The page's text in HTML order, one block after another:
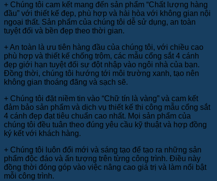
+ Chúng tôi cam kết mang đến sản phẩm “Chất lượng hàng
đầu” với thiết kế đẹp, phù hợp và hài hòa với không gian nội
ngoại thất. Sản phẩm của chúng tôi dễ sử dụng, an toàn
tuyệt đối và bền đẹp theo thời gian.
+ An toàn là ưu tiên hàng đầu của chúng tôi, với chiều cao
phù hợp và thiết kế chống trộm, các mẫu cổng sắt 4 cánh
đẹp giới hạn tuyệt đối sự đột nhập vào ngôi nhà của bạn.
Đồng thời, chúng tôi hướng tới môi trường xanh, tạo nên
không gian thoáng đãng và sạch sẽ.
+ Chúng tôi đặt niềm tin vào “Chữ tín là vàng” và cam kết
đảm bảo sản phẩm và dịch vụ thiết kế thi công mẫu cổng sắt
4 cánh đẹp đạt tiêu chuẩn cao nhất. Mọi sản phẩm của
chúng tôi đều tuân theo đúng yêu cầu kỹ thuật và hợp đồng
ký kết với khách hàng.
+ Chúng tôi luôn đổi mới và sáng tạo để tạo ra những sản
phẩm độc đáo và ấn tượng trên từng công trình. Điều này
đồng thời đóng góp vào việc nâng cao giá trị và làm nổi bật
mỗi công trình.